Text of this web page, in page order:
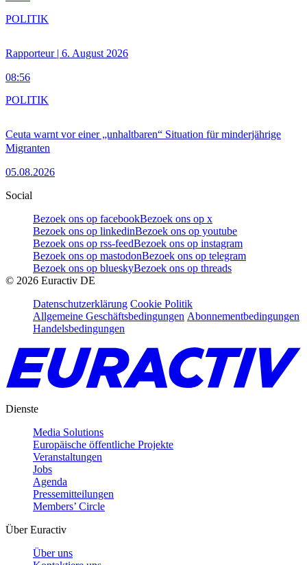
Rapporteur | 6. August 2026
08:56
POLITIK
Ceuta warnt vor einer „unhaltbaren“ Situation für minderjährige
Migranten
05.08.2026
POLITIK
Social
Bezoek ons op facebookBezoek ons op x
Bezoek ons op linkedinBezoek ons op youtube
Bezoek ons op rss-feedBezoek ons op instagram
Bezoek ons op mastodonBezoek ons op telegram
Bezoek ons op blueskyBezoek ons op threads
© 2026 Euractiv DE
Datenschutzerklärung Cookie Politik
Allgemeine Geschäftsbedingungen Abonnementbedingungen
Handelsbedingungen
Dienste
Media Solutions
Europäische öffentliche Projekte
Veranstaltungen
Jobs
Agenda
Pressemitteilungen
Members’ Circle
Über Euractiv
Über uns